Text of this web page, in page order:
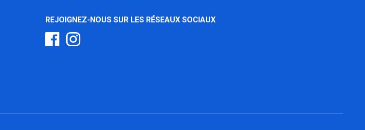
REJOIGNEZ-NOUS SUR LES RÉSEAUX SOCIAUX